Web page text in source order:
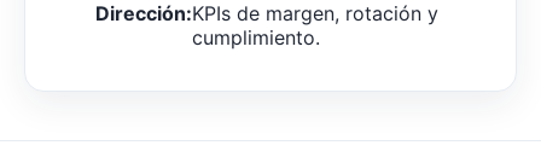
Dirección:KPIs de margen, rotación y
cumplimiento.